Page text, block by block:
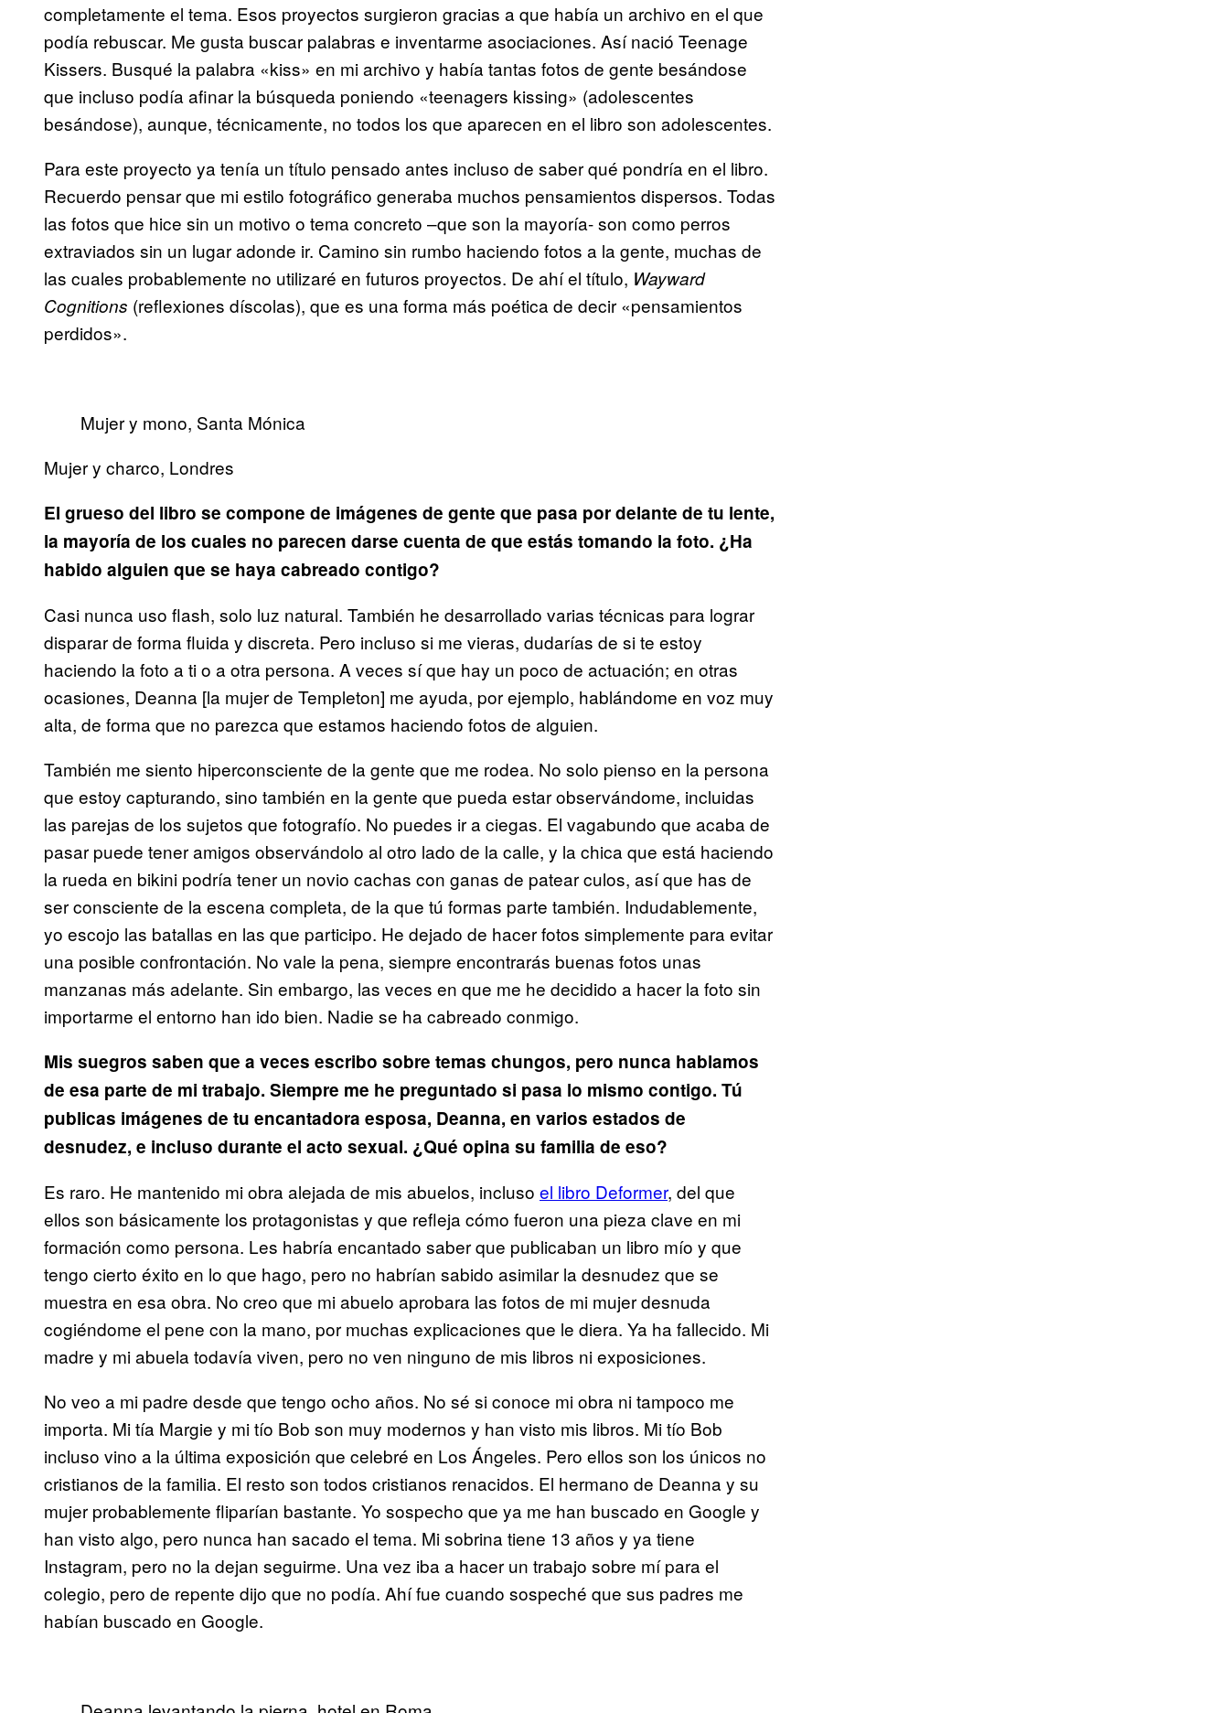
completamente el tema. Esos proyectos surgieron gracias a que había un archivo en el que
podía rebuscar. Me gusta buscar palabras e inventarme asociaciones. Así nació Teenage
Kissers. Busqué la palabra «kiss» en mi archivo y había tantas fotos de gente besándose
que incluso podía afinar la búsqueda poniendo «teenagers kissing» (adolescentes
besándose), aunque, técnicamente, no todos los que aparecen en el libro son adolescentes.
Para este proyecto ya tenía un título pensado antes incluso de saber qué pondría en el libro.
Recuerdo pensar que mi estilo fotográfico generaba muchos pensamientos dispersos. Todas
las fotos que hice sin un motivo o tema concreto –que son la mayoría- son como perros
extraviados sin un lugar adonde ir. Camino sin rumbo haciendo fotos a la gente, muchas de
las cuales probablemente no utilizaré en futuros proyectos. De ahí el título, Wayward
Cognitions (reflexiones díscolas), que es una forma más poética de decir «pensamientos
perdidos».
Mujer y mono, Santa Mónica
Mujer y charco, Londres
El grueso del libro se compone de imágenes de gente que pasa por delante de tu lente,
la mayoría de los cuales no parecen darse cuenta de que estás tomando la foto. ¿Ha
habido alguien que se haya cabreado contigo?
Casi nunca uso flash, solo luz natural. También he desarrollado varias técnicas para lograr
disparar de forma fluida y discreta. Pero incluso si me vieras, dudarías de si te estoy
haciendo la foto a ti o a otra persona. A veces sí que hay un poco de actuación; en otras
ocasiones, Deanna [la mujer de Templeton] me ayuda, por ejemplo, hablándome en voz muy
alta, de forma que no parezca que estamos haciendo fotos de alguien.
También me siento hiperconsciente de la gente que me rodea. No solo pienso en la persona
que estoy capturando, sino también en la gente que pueda estar observándome, incluidas
las parejas de los sujetos que fotografío. No puedes ir a ciegas. El vagabundo que acaba de
pasar puede tener amigos observándolo al otro lado de la calle, y la chica que está haciendo
la rueda en bikini podría tener un novio cachas con ganas de patear culos, así que has de
ser consciente de la escena completa, de la que tú formas parte también. Indudablemente,
yo escojo las batallas en las que participo. He dejado de hacer fotos simplemente para evitar
una posible confrontación. No vale la pena, siempre encontrarás buenas fotos unas
manzanas más adelante. Sin embargo, las veces en que me he decidido a hacer la foto sin
importarme el entorno han ido bien. Nadie se ha cabreado conmigo.
Mis suegros saben que a veces escribo sobre temas chungos, pero nunca hablamos
de esa parte de mi trabajo. Siempre me he preguntado si pasa lo mismo contigo. Tú
publicas imágenes de tu encantadora esposa, Deanna, en varios estados de
desnudez, e incluso durante el acto sexual. ¿Qué opina su familia de eso?
Es raro. He mantenido mi obra alejada de mis abuelos, incluso ​el libro Deformer, del que
ellos son básicamente los protagonistas y que refleja cómo fueron una pieza clave en mi
formación como persona. Les habría encantado saber que publicaban un libro mío y que
tengo cierto éxito en lo que hago, pero no habrían sabido asimilar la desnudez que se
muestra en esa obra. No creo que mi abuelo aprobara las fotos de mi mujer desnuda
cogiéndome el pene con la mano, por muchas explicaciones que le diera. Ya ha fallecido. Mi
madre y mi abuela todavía viven, pero no ven ninguno de mis libros ni exposiciones.
No veo a mi padre desde que tengo ocho años. No sé si conoce mi obra ni tampoco me
importa. Mi tía Margie y mi tío Bob son muy modernos y han visto mis libros. Mi tío Bob
incluso vino a la última exposición que celebré en Los Ángeles. Pero ellos son los únicos no
cristianos de la familia. El resto son todos cristianos renacidos. El hermano de Deanna y su
mujer probablemente fliparían bastante. Yo sospecho que ya me han buscado en Google y
han visto algo, pero nunca han sacado el tema. Mi sobrina tiene 13 años y ya tiene
Instagram, pero no la dejan seguirme. Una vez iba a hacer un trabajo sobre mí para el
colegio, pero de repente dijo que no podía. Ahí fue cuando sospeché que sus padres me
habían buscado en Google.